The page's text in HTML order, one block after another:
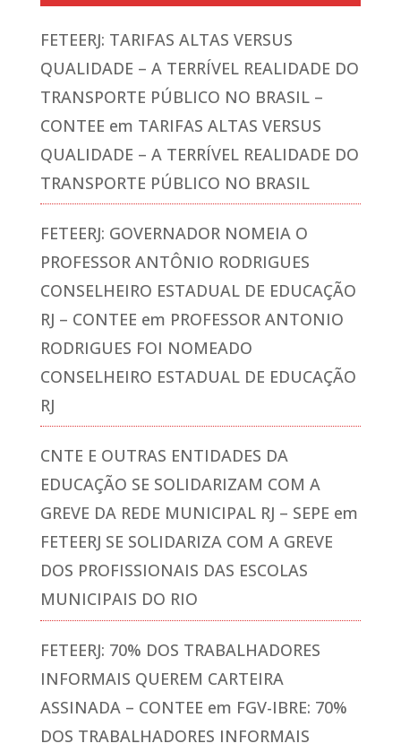
FETEERJ: TARIFAS ALTAS VERSUS
QUALIDADE – A TERRÍVEL REALIDADE DO
TRANSPORTE PÚBLICO NO BRASIL –
CONTEE em TARIFAS ALTAS VERSUS
QUALIDADE – A TERRÍVEL REALIDADE DO
TRANSPORTE PÚBLICO NO BRASIL
FETEERJ: GOVERNADOR NOMEIA O
PROFESSOR ANTÔNIO RODRIGUES
CONSELHEIRO ESTADUAL DE EDUCAÇÃO
RJ – CONTEE em PROFESSOR ANTONIO
RODRIGUES FOI NOMEADO
CONSELHEIRO ESTADUAL DE EDUCAÇÃO
RJ
CNTE E OUTRAS ENTIDADES DA
EDUCAÇÃO SE SOLIDARIZAM COM A
GREVE DA REDE MUNICIPAL RJ – SEPE em
FETEERJ SE SOLIDARIZA COM A GREVE
DOS PROFISSIONAIS DAS ESCOLAS
MUNICIPAIS DO RIO
FETEERJ: 70% DOS TRABALHADORES
INFORMAIS QUEREM CARTEIRA
ASSINADA – CONTEE em FGV-IBRE: 70%
DOS TRABALHADORES INFORMAIS